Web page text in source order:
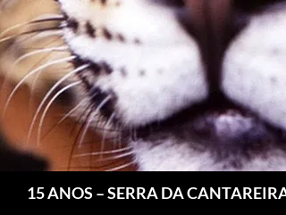
15 ANOS – SERRA DA